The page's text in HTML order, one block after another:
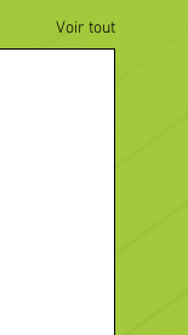
Voir tout